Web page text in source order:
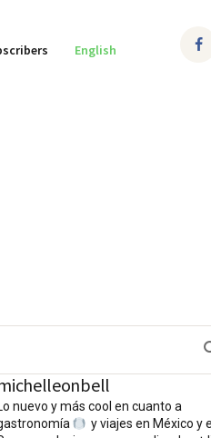
English
nuevo y más cool en cuanto a
y viajes en México y